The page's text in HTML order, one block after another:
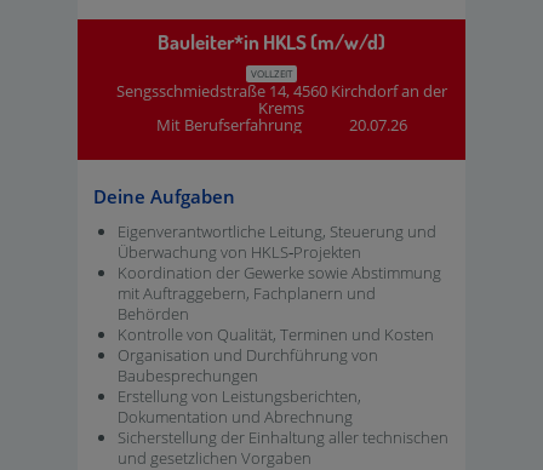
Bauleiter*in HKLS (m/w/d)
VOLLZEIT
Sengsschmiedstraße 14, 4560 Kirchdorf an der
Krems
Mit Berufserfahrung 20.07.26
Deine Aufgaben
Eigenverantwortliche Leitung, Steuerung und
Überwachung von HKLS‑Projekten
Koordination der Gewerke sowie Abstimmung
mit Auftraggebern, Fachplanern und
Behörden
Kontrolle von Qualität, Terminen und Kosten
Organisation und Durchführung von
Baubesprechungen
Erstellung von Leistungsberichten,
Dokumentation und Abrechnung
Sicherstellung der Einhaltung aller technischen
und gesetzlichen Vorgaben